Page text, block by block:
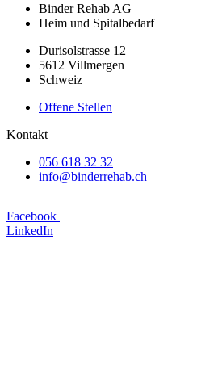
Binder Rehab AG
Heim und Spitalbedarf
Durisolstrasse 12
5612 Villmergen
Schweiz
Offene Stellen
Kontakt
056 618 32 32
info@binderrehab.ch
Facebook
LinkedIn